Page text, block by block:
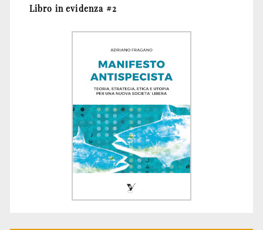
Libro in evidenza #2